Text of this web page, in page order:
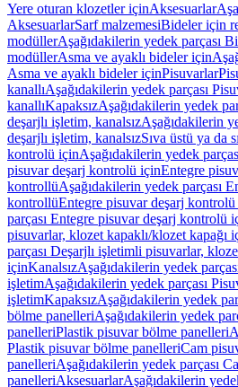
Yere oturan klozetler içinAksesuarlar
AksesuarlarSarf malzemesiBideler için
modüllerAşağıdakilerin yedek parçası
modüllerAsma ve ayaklı bideler için
Asma ve ayaklı bideler içinPisuvarlar
kanallıAşağıdakilerin yedek parçası
kanallıKapaksızAşağıdakilerin yedek
deşarjlı işletim, kanalsızAşağıdakilerin
deşarjlı işletim, kanalsızSıva üstü ya da
kontrolü içinAşağıdakilerin yedek
pisuvar deşarj kontrolü içinEntegre
kontrollüAşağıdakilerin yedek parçası
kontrollüEntegre pisuvar deşarj
parçası Entegre pisuvar deşarj kontrolü
pisuvarlar, klozet kapaklı/klozet kapağı
parçası Deşarjlı işletimli pisuvarlar,
içinKanalsızAşağıdakilerin yedek
işletimAşağıdakilerin yedek parçası
işletimKapaksızAşağıdakilerin yedek
bölme panelleriAşağıdakilerin yedek
panelleriPlastik pisuvar bölme panelleri
Plastik pisuvar bölme panelleriCam
panelleriAşağıdakilerin yedek parçası
panelleriAksesuarlarAşağıdakilerin